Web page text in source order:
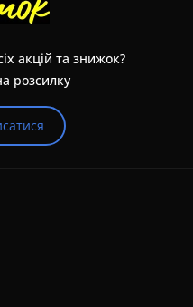
акцій та знижок?
розсилку